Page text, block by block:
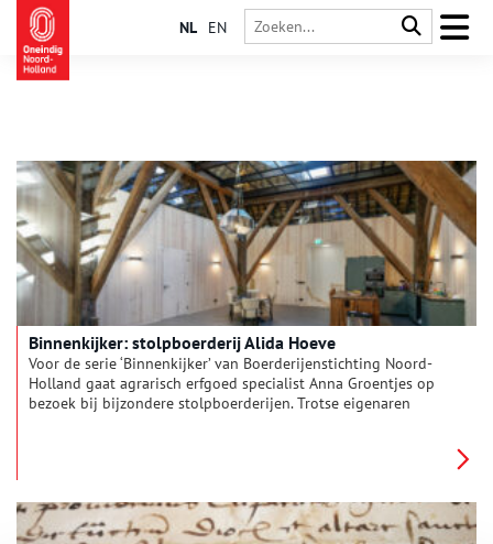
NL EN
Binnenkijker: stolpboerderij Alida Hoeve
Voor de serie ‘Binnenkijker’ van Boerderijenstichting Noord-
Holland gaat agrarisch erfgoed specialist Anna Groentjes op
bezoek bij bijzondere stolpboerderijen. Trotse eigenaren
oorspronkelijke indeling. Deze keer reist Anna af naar de Alida
Hoeve in Warmenhuizen.